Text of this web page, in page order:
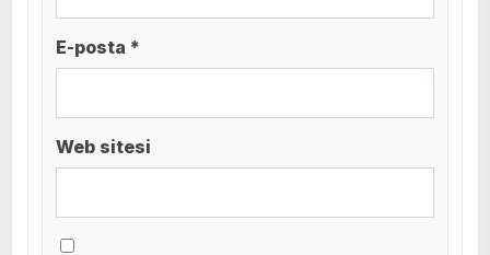
E-posta *
Web sitesi